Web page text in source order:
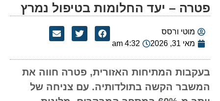
פטרה – יעד החלומות בטיפול נמרץ
מוטי ורסס
מאי 31, 2026
4:32 am
בעקבות המתיחות האזורית, פטרה חווה את
המשבר הקשה בתולדותיה. עם צניחה של